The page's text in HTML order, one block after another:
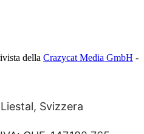
della Crazycat Media GmbH -
Svizzera